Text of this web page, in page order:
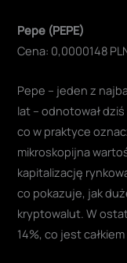
Pepe (PEPE)
Cena: 0,0000148
Pepe – jeden z
lat – odnotował
co w praktyce
mikroskopijna
kapitalizację
co pokazuje, jak
kryptowalut. W
14%, co jest